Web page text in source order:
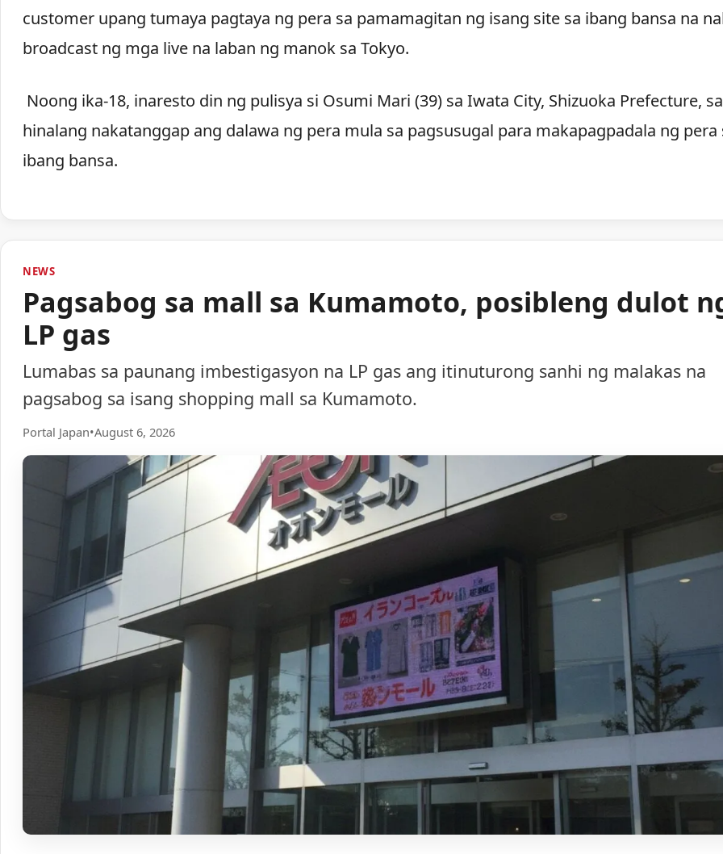
customer upang tumaya pagtaya ng pera sa pamamagitan ng isang site sa ibang bansa na
broadcast ng mga live na laban ng manok sa Tokyo.
Noong ika-18, inaresto din ng pulisya si Osumi Mari (39) sa Iwata City, Shizuoka Prefecture, sa
hinalang nakatanggap ang dalawa ng pera mula sa pagsusugal para makapagpadala ng pera
ibang bansa.
NEWS
Pagsabog sa mall sa Kumamoto, posibleng dulot
LP gas
Lumabas sa paunang imbestigasyon na LP gas ang itinuturong sanhi ng malakas na
pagsabog sa isang shopping mall sa Kumamoto.
Portal Japan•August 6, 2026